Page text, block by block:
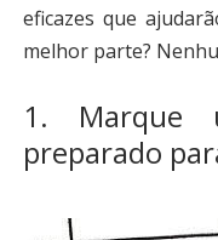
eficazes que
melhor parte?
1. Marque
preparado